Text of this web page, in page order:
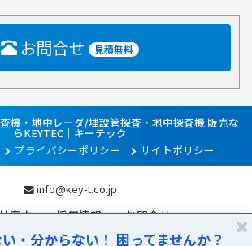
お問合せ 見積無料
機・地中レーダ/埋設管探査・地中探査機 販売な
らKEYTEC｜キーテック
プライバシーポリシー サイトポリシー
info@key-t.co.jp
案内 採用情報 お問合せ
・分からない！ 困ってませんか？
閉